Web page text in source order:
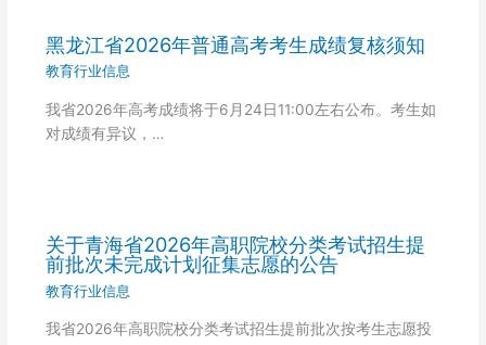
黑龙江省2026年普通高考考生成绩复核须知
教育行业信息
我省2026年高考成绩将于6月24日11:00左右公布。考生如
对成绩有异议，…
关于青海省2026年高职院校分类考试招生提
前批次未完成计划征集志愿的公告
教育行业信息
我省2026年高职院校分类考试招生提前批次按考生志愿投